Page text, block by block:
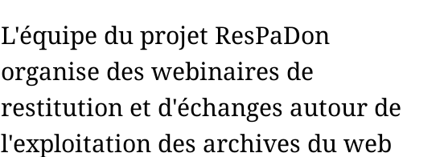
L'équipe du projet ResPaDon
organise des webinaires de
restitution et d'échanges autour de
l'exploitation des archives du web